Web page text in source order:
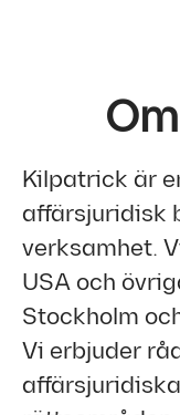
Kilpatrick är
affärsjuridisk
verksamhet.
USA och
Stockholm
Vi erbjuder